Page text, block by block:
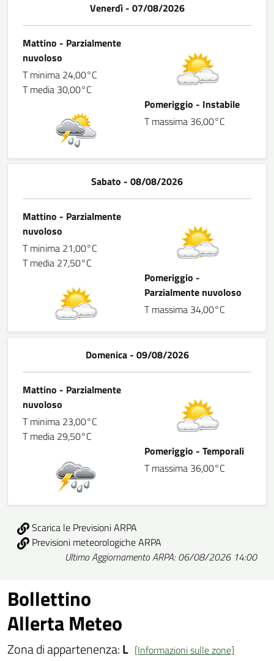
Venerdì - 07/08/2026
Mattino - Parzialmente
nuvoloso
T minima 24,00°C
T media 30,00°C
Pomeriggio - Instabile
T massima 36,00°C
Sabato - 08/08/2026
Mattino - Parzialmente
nuvoloso
T minima 21,00°C
T media 27,50°C
Pomeriggio -
Parzialmente nuvoloso
T massima 34,00°C
Domenica - 09/08/2026
Mattino - Parzialmente
nuvoloso
T minima 23,00°C
T media 29,50°C
Pomeriggio - Temporali
T massima 36,00°C
Scarica le Previsioni ARPA
Previsioni meteorologiche ARPA
Ultimo Aggiornamento ARPA: 06/08/2026 14:00
Bollettino
Allerta Meteo
Zona di appartenenza:L [Informazioni sulle zone]